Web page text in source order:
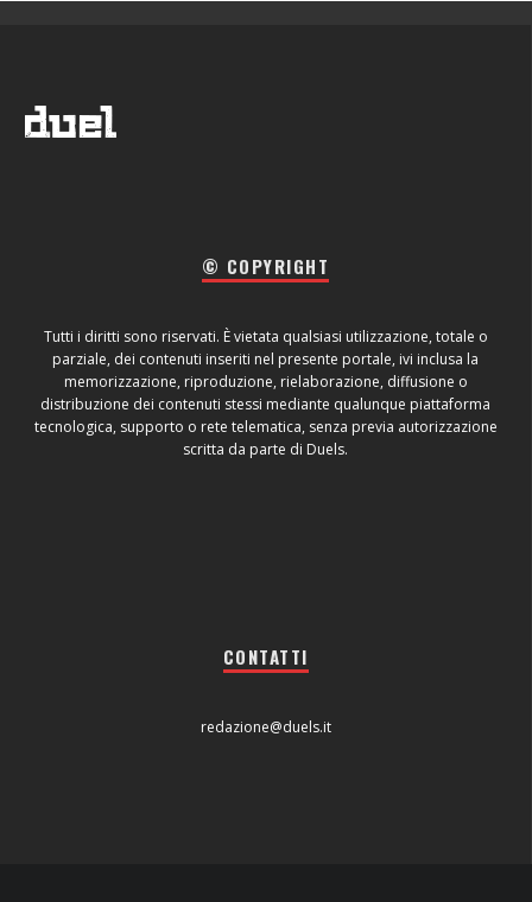
© COPYRIGHT
Tutti i diritti sono riservati. È vietata qualsiasi utilizzazione, totale o
parziale, dei contenuti inseriti nel presente portale, ivi inclusa la
memorizzazione, riproduzione, rielaborazione, diffusione o
distribuzione dei contenuti stessi mediante qualunque piattaforma
tecnologica, supporto o rete telematica, senza previa autorizzazione
scritta da parte di Duels.
CONTATTI
redazione@duels.it